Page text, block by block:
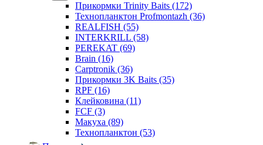
Прикормки Trinity Baits (172)
Технопланктон Profmontazh (36)
REALFISH (55)
INTERKRILL (58)
PEREKAT (69)
Brain (16)
Carptronik (36)
Прикормки 3K Baits (35)
RPF (16)
Клейковина (11)
FCF (3)
Макуха (89)
Технопланктон (53)